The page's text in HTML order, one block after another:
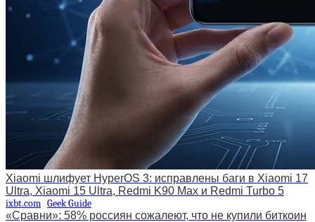
Xiaomi шлифует HyperOS 3: исправлены баги в Xiaomi 17
Ultra, Xiaomi 15 Ultra, Redmi K90 Max и Redmi Turbo 5
ixbt.com Geek Guide
«Сравни»: 58% россиян сожалеют, что не купили биткоин